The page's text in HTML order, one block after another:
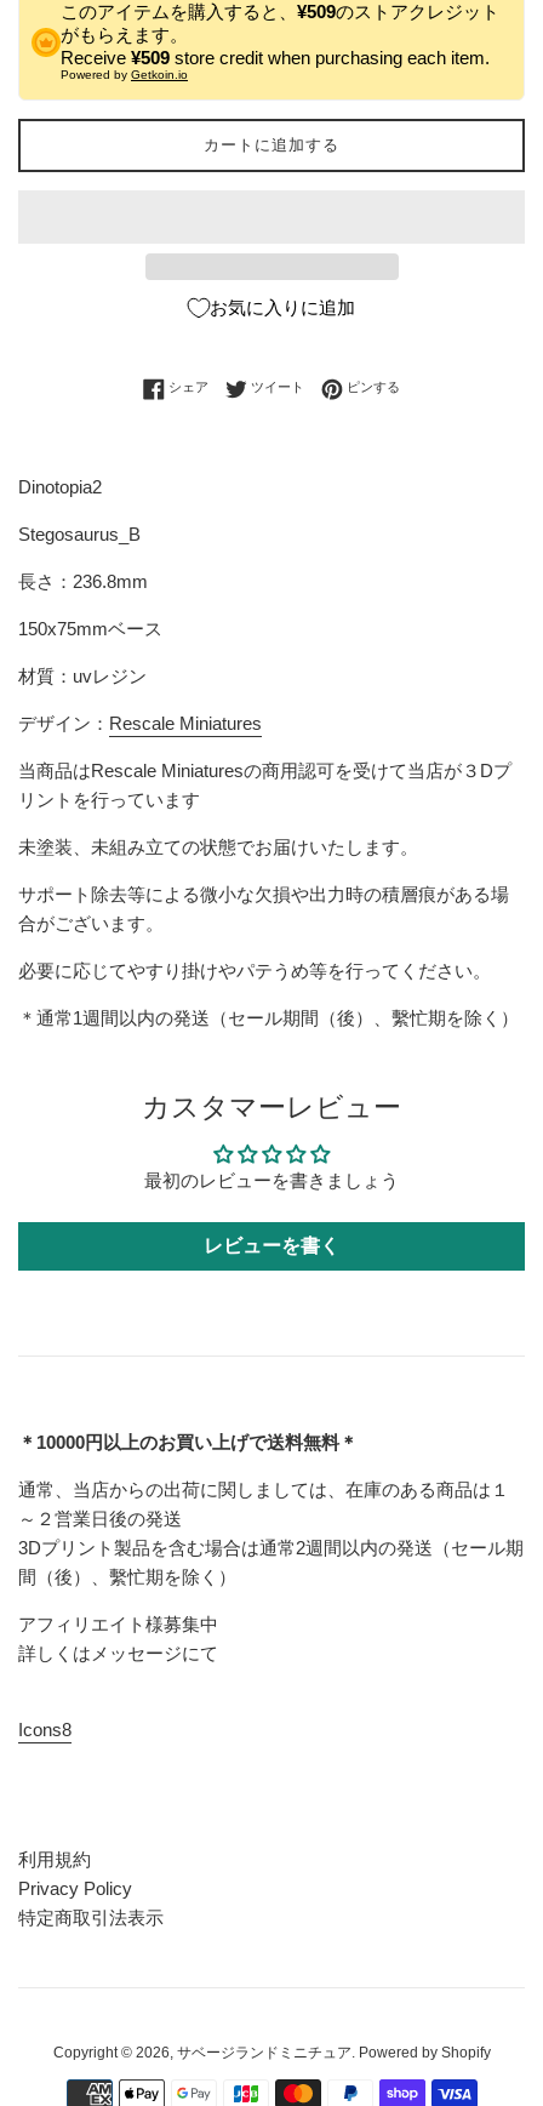
このアイテムを購入すると、 ¥509のストアクレジット
がもらえます。
Receive ¥509 store credit when purchasing each item.
Powered by Getkoin.io
カートに追加する
お気に入りに追加
シェア Facebookでシェアする
ツイート Twitterに投稿する
ピンする
Dinotopia2
Stegosaurus_B
長さ：236.8mm
150x75mmベース
材質：uvレジン
デザイン： Rescale Miniatures
当商品はRescale Miniaturesの商用認可を受けて当店が３Dプ
リントを行っています
未塗装、未組み立ての状態でお届けいたします。
サポート除去等による微小な欠損や出力時の積層痕がある場
合がございます。
必要に応じてやすり掛けやパテうめ等を行ってください。
＊通常1週間以内の発送（セール期間（後）、繫忙期を除く）
カスタマーレビュー
最初のレビューを書きましょう
レビューを書く
＊10000円以上のお買い上げで送料無料＊
通常、当店からの出荷に関しましては、在庫のある商品は１
～２営業日後の発送
3Dプリント製品を含む場合は通常2週間以内の発送（セール期
間（後）、繫忙期を除く）
アフィリエイト様募集中
詳しくはメッセージにて
Icons8
利用規約
Privacy Policy
特定商取引法表示
Copyright © 2026, サベージランドミニチュア. Powered by Shopify
お